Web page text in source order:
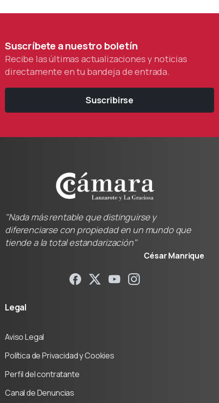
Suscríbeteanuestro boletín
Recibe las últimas actualizaciones y noticias
directamente en tu bandeja de entrada.
Suscribirse
"Nada más rentable que distinguirse y
diferenciarse con propiedad en un mundo que
tiende a la total estandarización"
César Manrique
Legal
Aviso Legal
Política de Privacidad y Cookies
Perfil del contratante
Canal de Denuncias